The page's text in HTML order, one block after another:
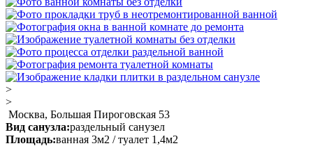
>
>
Москва, Большая Пироговская 53
Вид санузла:раздельный санузел
Площадь:ванная 3м2 / туалет 1,4м2